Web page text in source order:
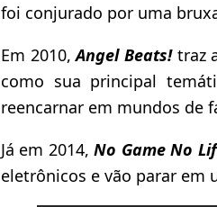
foi conjurado por uma
Em 2010,Angel Beats!traz
como sua principal
reencarnar em mundos de
Já em 2014,No Game No
eletrônicos e vão parar em